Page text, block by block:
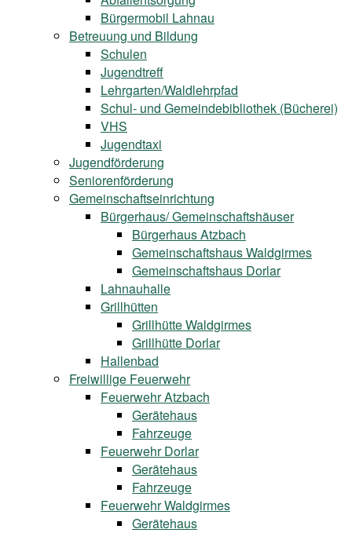
Bürgermobil Lahnau
Betreuung und Bildung
Schulen
Jugendtreff
Lehrgarten/Waldlehrpfad
Schul- und Gemeindebibliothek (Bücherei)
VHS
Jugendtaxi
Jugendförderung
Seniorenförderung
Gemeinschaftseinrichtung
Bürgerhaus/ Gemeinschaftshäuser
Bürgerhaus Atzbach
Gemeinschaftshaus Waldgirmes
Gemeinschaftshaus Dorlar
Lahnauhalle
Grillhütten
Grillhütte Waldgirmes
Grillhütte Dorlar
Hallenbad
Freiwillige Feuerwehr
Feuerwehr Atzbach
Gerätehaus
Fahrzeuge
Feuerwehr Dorlar
Gerätehaus
Fahrzeuge
Feuerwehr Waldgirmes
Gerätehaus